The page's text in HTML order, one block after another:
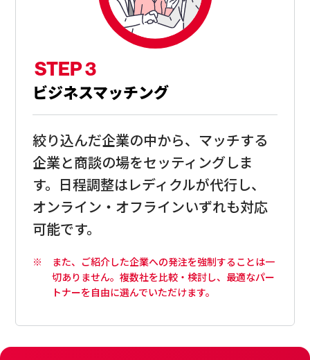
STEP 3
ビジネスマッチング
絞り込んだ企業の中から、マッチする
企業と商談の場をセッティングしま
す。日程調整はレディクルが代行し、
オンライン・オフラインいずれも対応
可能です。
また、ご紹介した企業への発注を強制することは一
切ありません。複数社を比較・検討し、最適なパー
トナーを自由に選んでいただけます。